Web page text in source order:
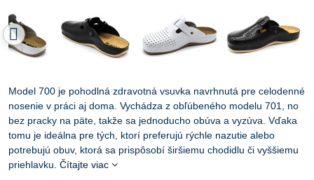
Model 700 je pohodlná zdravotná vsuvka navrhnutá pre celodenné
nosenie v práci aj doma. Vychádza z obľúbeného modelu 701, no
bez pracky na päte, takže sa jednoducho obúva a vyzúva. Vďaka
tomu je ideálna pre tých, ktorí preferujú rýchle nazutie alebo
potrebujú obuv, ktorá sa prispôsobí širšiemu chodidlu či vyššiemu
priehlavku. Čítajte viac